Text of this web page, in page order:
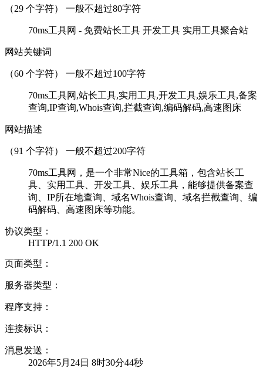
（29 个字符） 一般不超过80字符
70ms工具网 - 免费站长工具 开发工具 实用工具聚合站
网站关键词
（60 个字符） 一般不超过100字符
70ms工具网,站长工具,实用工具,开发工具,娱乐工具,备案
查询,IP查询,Whois查询,拦截查询,编码解码,高速图床
网站描述
（91 个字符） 一般不超过200字符
70ms工具网，是一个非常Nice的工具箱，包含站长工
具、实用工具、开发工具、娱乐工具，能够提供备案查
询、IP所在地查询、域名Whois查询、域名拦截查询、编
码解码、高速图床等功能。
协议类型：
HTTP/1.1 200 OK
页面类型：
服务器类型：
程序支持：
连接标识：
消息发送：
2026年5月24日 8时30分44秒